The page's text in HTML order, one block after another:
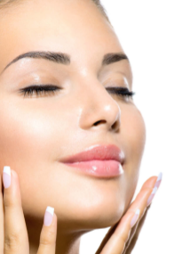
Отзывы
товара временно отсутствует
скидку за отзыв!